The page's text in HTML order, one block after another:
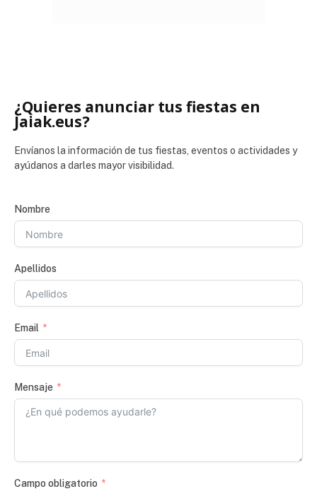
¿Quieres anunciar tus fiestas en
Jaiak.eus?
Envíanos la información de tus fiestas, eventos o actividades y
ayúdanos a darles mayor visibilidad.
Nombre
Apellidos
Email
Mensaje
Campo obligatorio